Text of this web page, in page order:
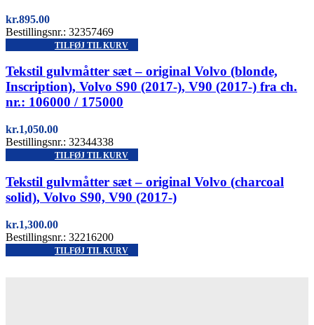
kr.895.00
Bestillingsnr.: 32357469
TILFØJ TIL KURV
Tekstil gulvmåtter sæt – original Volvo (blonde,
Inscription), Volvo S90 (2017-), V90 (2017-) fra ch.
nr.: 106000 / 175000
kr.1,050.00
Bestillingsnr.: 32344338
TILFØJ TIL KURV
Tekstil gulvmåtter sæt – original Volvo (charcoal
solid), Volvo S90, V90 (2017-)
kr.1,300.00
Bestillingsnr.: 32216200
TILFØJ TIL KURV